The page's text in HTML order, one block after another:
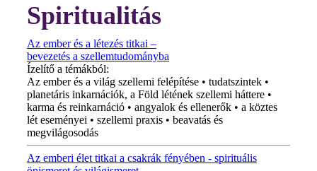
Spiritualitás
Az ember és a létezés titkai –
bevezetés a szellemtudományba
Ízelítő a témákból:
Az ember és a világ szellemi felépítése • tudatszintek •
planetáris inkarnációk, a Föld létének szellemi háttere •
karma és reinkarnáció • angyalok és ellenerők • a köztes
lét eseményei • szellemi praxis • beavatás és
megvilágosodás
Az emberi élet titkai a csakrák fényében - spirituális